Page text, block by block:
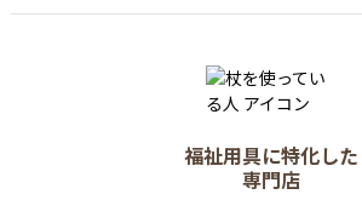
福祉用具に特化した
専門店